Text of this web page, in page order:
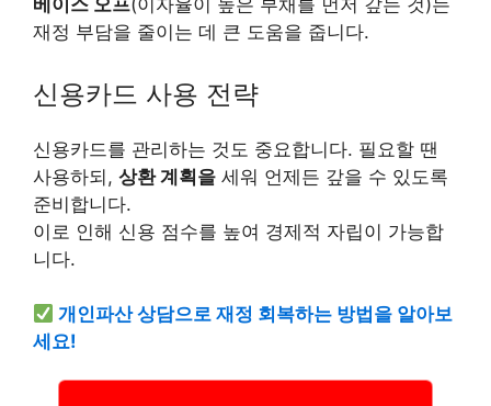
베이스 오프(이자율이 높은 부채를 먼저 갚는 것)는
재정 부담을 줄이는 데 큰 도움을 줍니다.
신용카드 사용 전략
신용카드를 관리하는 것도 중요합니다. 필요할 땐
사용하되, 상환 계획을 세워 언제든 갚을 수 있도록
준비합니다.
이로 인해 신용 점수를 높여 경제적 자립이 가능합
니다.
개인파산 상담으로 재정 회복하는 방법을 알아보
세요!